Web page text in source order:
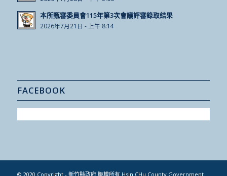
本所甄審委員會115年第3次會議評審錄取結果
2026年7月21日 - 上午 8:14
FACEBOOK
© 2020 Copyright - 新竹縣政府 版權所有 Hsin CHu County Government.